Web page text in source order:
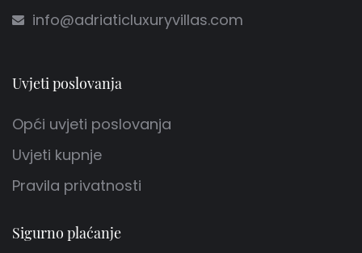
info@adriaticluxuryvillas.com
Uvjeti poslovanja
Opći uvjeti poslovanja
Uvjeti kupnje
Pravila privatnosti
Sigurno plaćanje